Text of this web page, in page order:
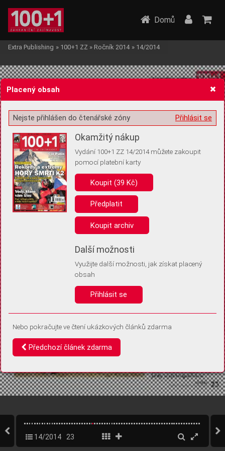
Žádost o souhlas s ukládáním volitelných informací
Pro základní fungování webu nepotřebujeme ukládat žádné informace
(tzv. cookies apod.). Rádi bychom vás ale požádali o souhlas s
uložením volitelných informací:
Anonymní unikátní ID
Díky němu příště poznáme, že se jedná o stejné zařízení, a
Identifikátor je zcela anonymní.
Vaše souhlasy a odmítnutí si ukládáme do vašeho zařízení, abychom se
vás už příště znovu neptali. Můžete je kdykoli později upravit ve Správě
Domů
Extra Publishing » 100+1 ZZ » Ročník 2014 » 14/2014
14/2014 23
Placený obsah
Přihlásit se
Nejste přihlášen do čtenářské zóny
Okamžitý nákup
Vydání 100+1 ZZ 14/2014 můžete zakoupit
pomocí platební karty
Koupit (39 Kč)
Předplatit
Koupit archiv
Další možnosti
Využijte další možnosti, jak získat placený
obsah
Přihlásit se
Nebo pokračujte ve čtení ukázkových článků zdarma
Předchozí článek zdarma